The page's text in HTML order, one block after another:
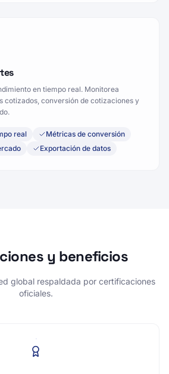
en tiempo real. Monitorea
cotizados, conversión de cotizaciones y
real
Métricas de conversión
Exportación de datos
y beneficios
global respaldada por certificaciones
oficiales.